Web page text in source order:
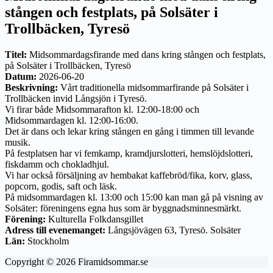
stången och festplats, på Solsäter i
Trollbäcken, Tyresö
Titel: Midsommardagsfirande med dans kring stången och festplats,
på Solsäter i Trollbäcken, Tyresö
Datum: 2026-06-20
Beskrivning: Vårt traditionella midsommarfirande på Solsäter i
Trollbäcken invid Långsjön i Tyresö.
Vi firar både Midsommarafton kl. 12:00-18:00 och
Midsommardagen kl. 12:00-16:00.
Det är dans och lekar kring stången en gång i timmen till levande
musik.
På festplatsen har vi femkamp, kramdjurslotteri, hemslöjdslotteri,
fiskdamm och chokladhjul.
Vi har också försäljning av hembakat kaffebröd/fika, korv, glass,
popcorn, godis, saft och läsk.
På midsommardagen kl. 13:00 och 15:00 kan man gå på visning av
Solsäter: föreningens egna hus som är byggnadsminnesmärkt.
Förening: Kulturella Folkdansgillet
Adress till evenemanget: Långsjövägen 63, Tyresö. Solsäter
Län: Stockholm
Copyright © 2026 Firamidsommar.se